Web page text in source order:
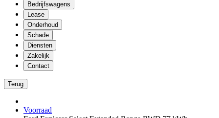
Bedrijfswagens
Lease
Onderhoud
Schade
Diensten
Zakelijk
Contact
Terug
Voorraad